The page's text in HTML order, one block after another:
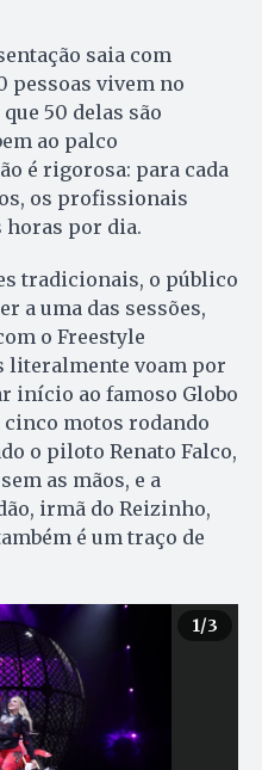
saia com
pessoas vivem no
50 delas são
ao palco
é rigorosa: para cada
os profissionais
horas por dia.
tradicionais, o público
a uma das sessões,
o Freestyle
literalmente voam por
início ao famoso Globo
motos rodando
o piloto Renato Falco,
as mãos, e a
irmã do Reizinho,
é um traço de
1/3